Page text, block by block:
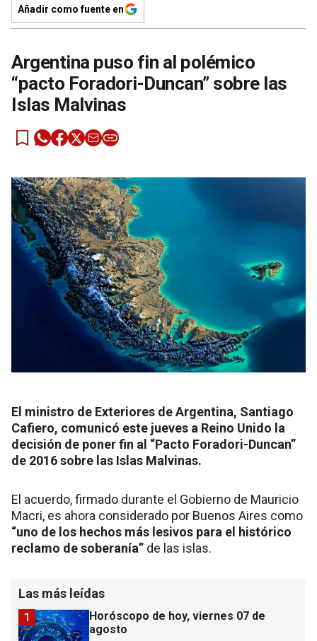
Añadir como fuente en
Argentina puso fin al polémico
“pacto Foradori-Duncan” sobre las
Islas Malvinas
El ministro de Exteriores de Argentina, Santiago
Cafiero, comunicó este jueves a Reino Unido la
decisión de poner fin al “Pacto Foradori-Duncan”
de 2016 sobre las Islas Malvinas.
El acuerdo, firmado durante el Gobierno de Mauricio
Macri, es ahora considerado por Buenos Aires como
“uno de los hechos más lesivos para el histórico
reclamo de soberanía” de las islas.
Las más leídas
Horóscopo de hoy, viernes 07 de
agosto
1